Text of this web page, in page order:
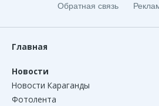
Обратная связь
Главная
Новости
Новости Караганды
Фотолента